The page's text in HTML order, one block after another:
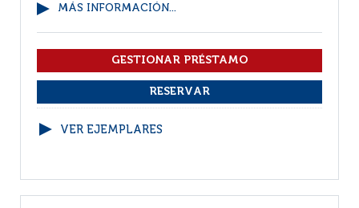
MÁS INFORMACIÓN...
VER EJEMPLARES